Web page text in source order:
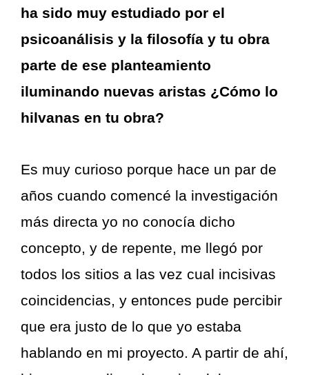
ha sido muy estudiado por el
psicoanálisis y la filosofía y tu obra
parte de ese planteamiento
iluminando nuevas aristas ¿Cómo lo
hilvanas en tu obra?
Es muy curioso porque hace un par de
años cuando comencé la investigación
más directa yo no conocía dicho
concepto, y de repente, me llegó por
todos los sitios a las vez cual incisivas
coincidencias, y entonces pude percibir
que era justo de lo que yo estaba
hablando en mi proyecto. A partir de ahí,